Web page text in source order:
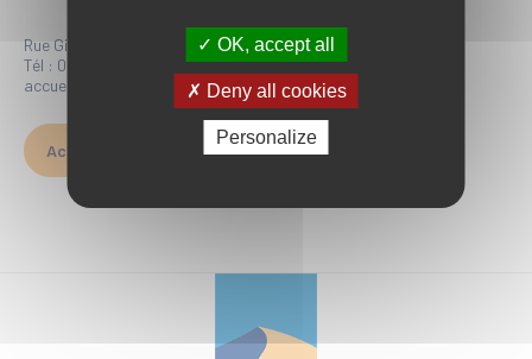
Rue Gilbert Sore, 33260 La Teste de Buch
Tél : 05 56 54 69 87
accueil.theatrecravey@latestedebuch.fr
Accéder à la billetterie
OK, accept all
Deny all cookies
Personalize